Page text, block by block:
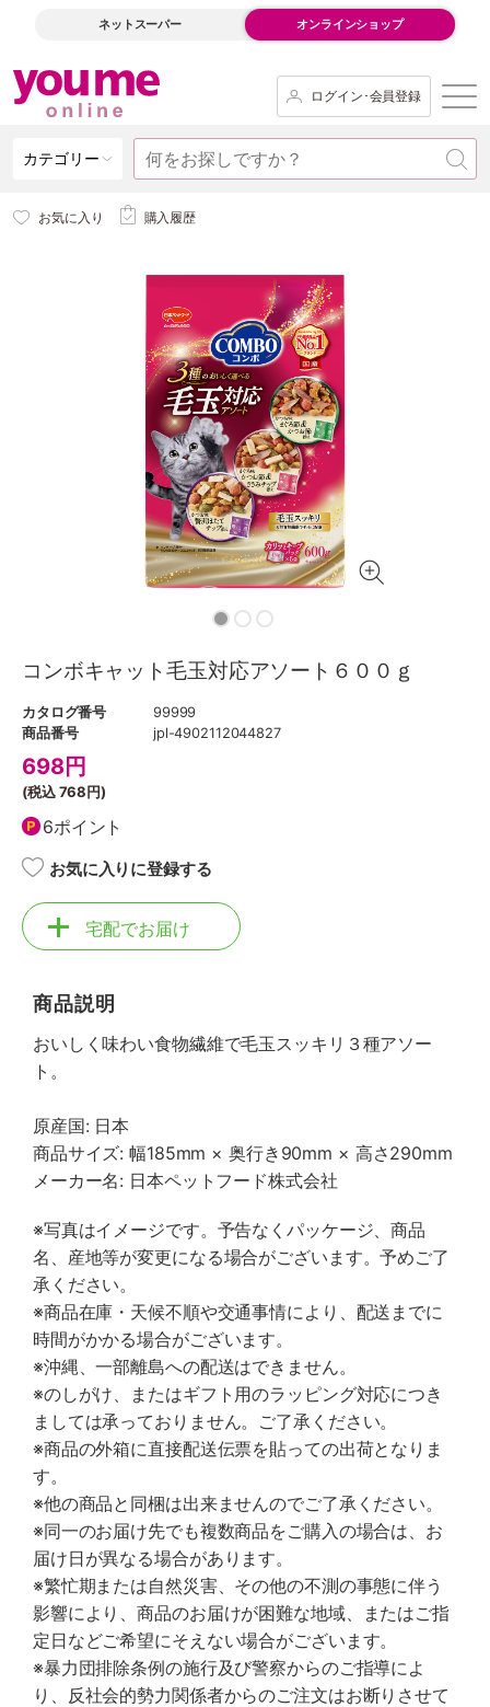
ネットスーパー オンラインショップ
ログイン･会員登録
カテゴリー
お気に入り 購入履歴
コンボキャット毛玉対応アソート６００ｇ
カタログ番号
99999
商品番号
jpl-4902112044827
698円
(税込768円)
6ポイント
お気に入りに登録する
宅配でお届け
商品説明
おいしく味わい食物繊維で毛玉スッキリ３種アソー
ト。
原産国: 日本
商品サイズ: 幅185mm × 奥行き90mm × 高さ290mm
メーカー名: 日本ペットフード株式会社
※写真はイメージです。予告なくパッケージ、商品
名、産地等が変更になる場合がございます。予めご了
承ください。
※商品在庫・天候不順や交通事情により、配送までに
時間がかかる場合がございます。
※沖縄、一部離島への配送はできません。
※のしがけ、またはギフト用のラッピング対応につき
ましては承っておりません。ご了承ください。
※商品の外箱に直接配送伝票を貼っての出荷となりま
す。
※他の商品と同梱は出来ませんのでご了承ください。
※同一のお届け先でも複数商品をご購入の場合は、お
届け日が異なる場合があります。
※繁忙期または自然災害、その他の不測の事態に伴う
影響により、商品のお届けが困難な地域、またはご指
定日などご希望にそえない場合がございます。
※暴力団排除条例の施行及び警察からのご指導によ
り、反社会的勢力関係者からのご注文はお断りさせて